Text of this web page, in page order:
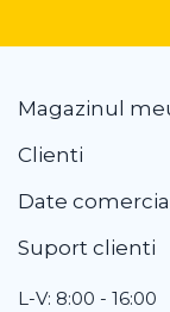
Magazinul
Clienti
Date
Suport clienti
L-V: 8:00 - 16:00